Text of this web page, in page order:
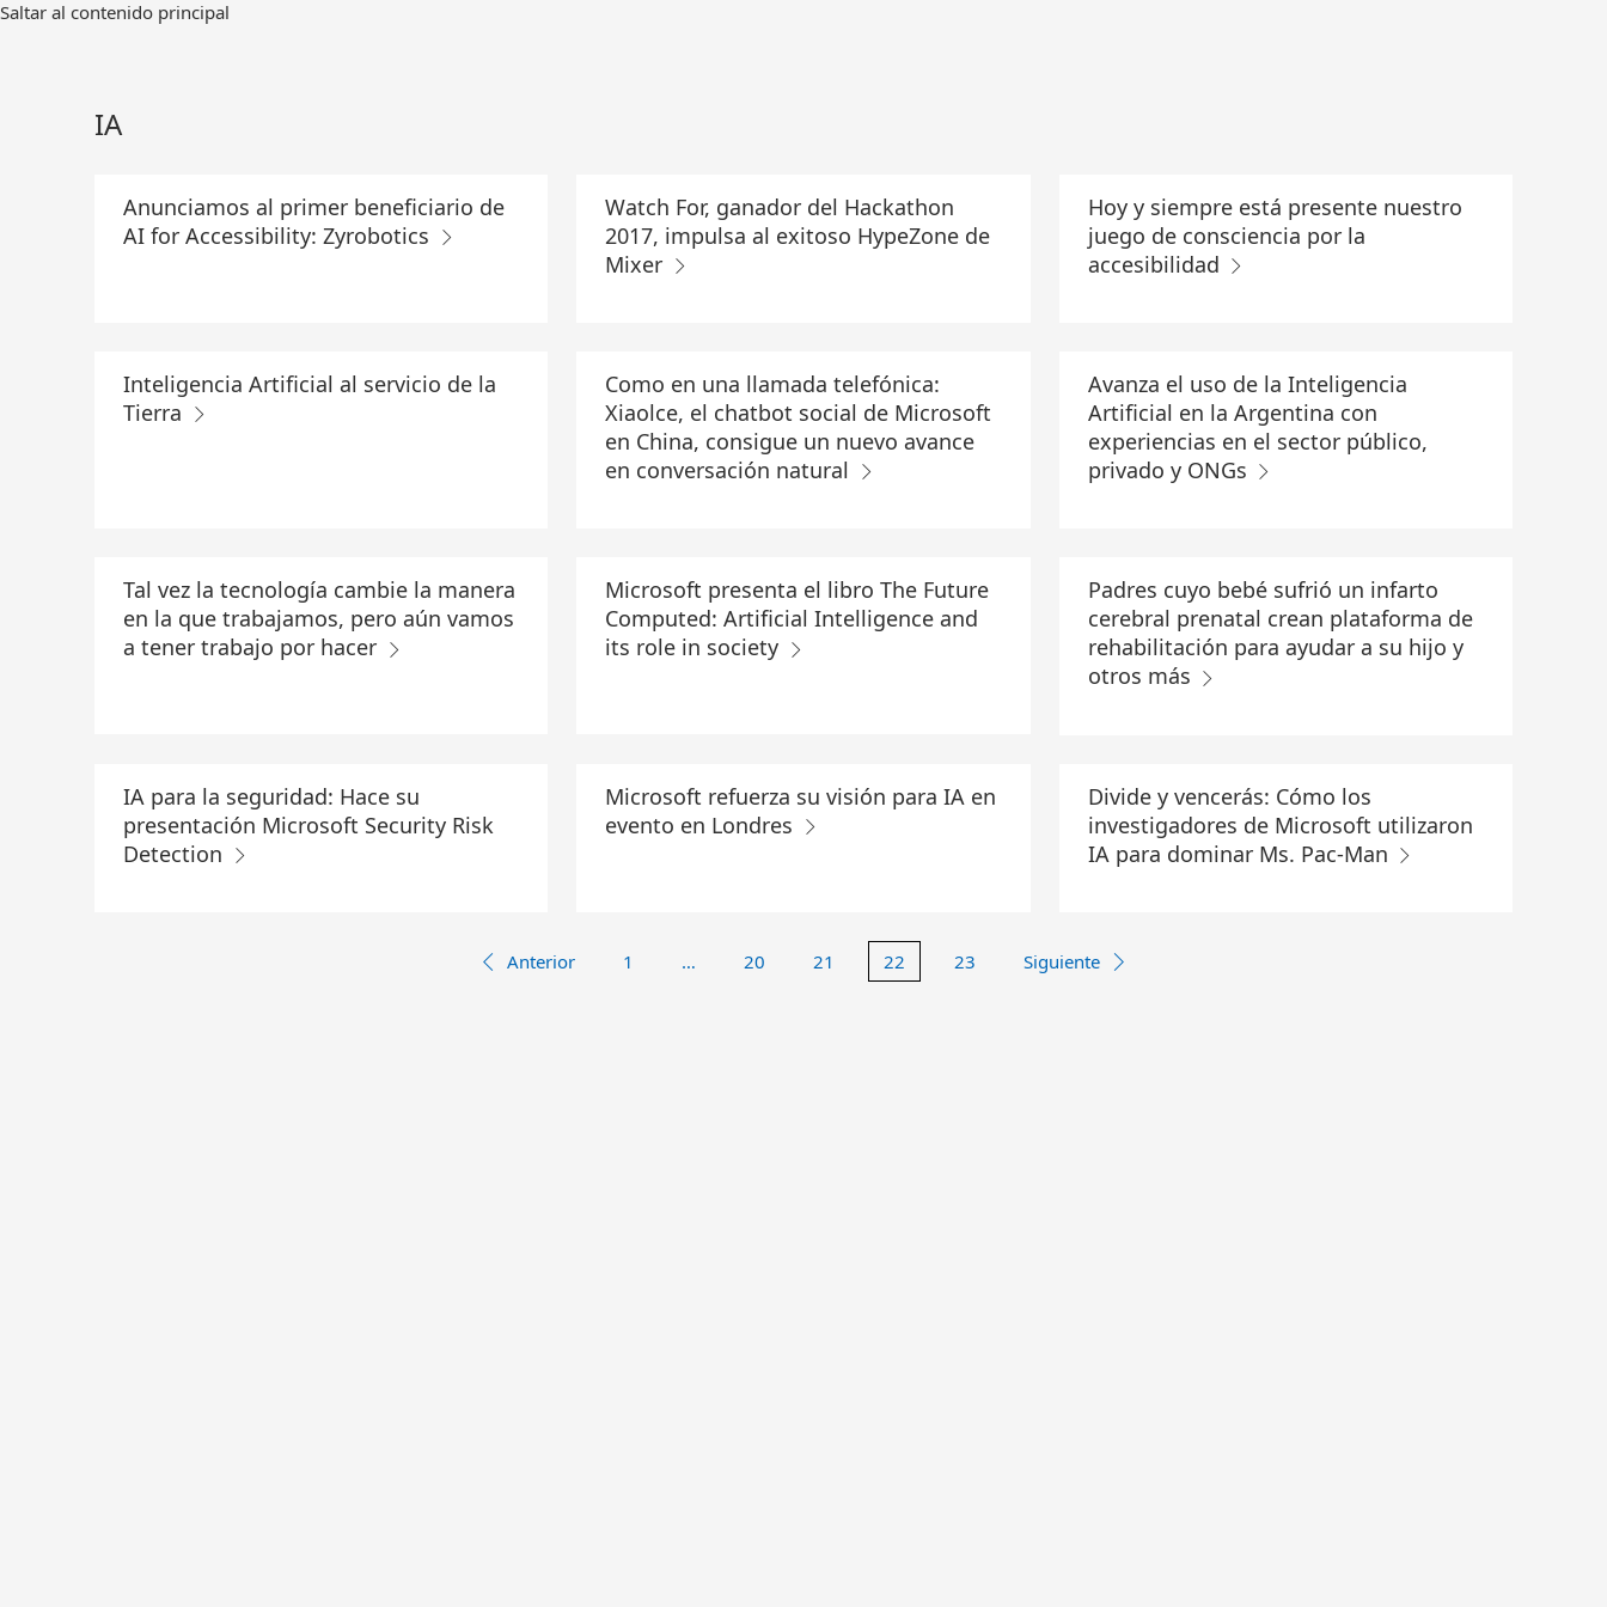
Ir
Saltar al contenido principal
IA
Anunciamos al primer beneficiario de
AI for Accessibility: Zyrobotics
Watch For, ganador del Hackathon
2017, impulsa al exitoso HypeZone de
Mixer
Hoy y siempre está presente nuestro
juego de consciencia por la
accesibilidad
Inteligencia Artificial al servicio de la
Tierra
Como en una llamada telefónica:
Xiaolce, el chatbot social de Microsoft
en China, consigue un nuevo avance
en conversación natural
Avanza el uso de la Inteligencia
Artificial en la Argentina con
experiencias en el sector público,
privado y ONGs
Tal vez la tecnología cambie la manera
en la que trabajamos, pero aún vamos
a tener trabajo por hacer
Microsoft presenta el libro The Future
Computed: Artificial Intelligence and
its role in society
Padres cuyo bebé sufrió un infarto
cerebral prenatal crean plataforma de
rehabilitación para ayudar a su hijo y
otros más
IA para la seguridad: Hace su
presentación Microsoft Security Risk
Detection
Microsoft refuerza su visión para IA en
evento en Londres
Divide y vencerás: Cómo los
investigadores de Microsoft utilizaron
IA para dominar Ms. Pac-Man
Anterior 1 … 20 21 22 23 Siguiente